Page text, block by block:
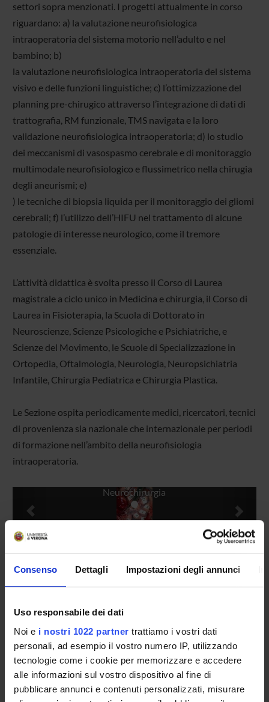
Consenso Dettagli Impostazioni degli annunci
Uso responsabile dei dati
Noi e i nostri 1022 partner trattiamo i vostri dati
personali, ad esempio il vostro numero IP, utilizzando
tecnologie come i cookie per memorizzare e accedere
alle informazioni sul vostro dispositivo al fine di
pubblicare annunci e contenuti personalizzati, misurare
settori sopra menzionati. I progetti attualmente in corso
riguardano: a) la valutazione neurofisiologica
intraoperatoria del sistema motorio nell’adulto e nel
bambino; b)
la valutazione neurofisiologica intraoperatoria del sistema
visivo e delle funzioni linguistiche; c) l’ottimizzazione del
planning pre-chirugico attraverso l’integrazione di dati di
trattografia, RM funzionale, TMS navigata e la loro
validazione neurofisiologica intraoperatoria; d) lo studio
dei meccanismi di vasospasmo cerebrale e di monitoraggio
multimodale neurofisiologico e flussimetrico nella chirugia
degli aneurismi; e)
) le tecniche di biopsia liquida per il monitoraggio dei gliomi
cerebrali; f) l’utilizzo dell’HIFU nel trattamento di alcune
patologie di interesse neurologico, come il tremore
essenziale.
L’attività didattica è svolta presso il Corso di Laurea
magistrale a ciclo unico in Medicina e chirurgia, il Corso di
Laurea in Fisioterapia, la Scuola di Dottorato in
Neuroscienze, Scienze Psicologiche e Psichiatriche, e
Scienze del Movimento, le Scuole di Specializzazione in
Ortopedia, Oftalmologia, Neurologia, Neuropsichiatria
Infantile, Chirurgia Pediatrica e Chirurgia Plastica.
Le Sezione ospita periodicamente medici, ricercatori, tecnici
di provenienza sia nazionale che internazionale per periodi
di formazione nell’ambito della neurofisiologia
intraoperatoria.
Neurochirurgia
Documents
Pubblicazioni scelte (pdf, it, 11 KB, 08/09/09)
Members Projects